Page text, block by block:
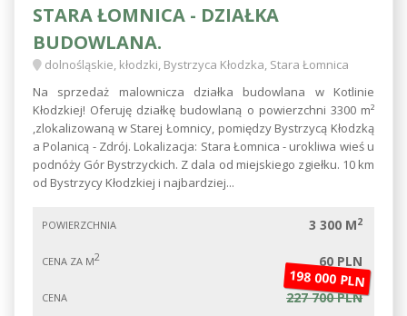
STARA ŁOMNICA - DZIAŁKA
BUDOWLANA.
dolnośląskie, kłodzki, Bystrzyca Kłodzka, Stara Łomnica
Na sprzedaż malownicza działka budowlana w Kotlinie
Kłodzkiej! Oferuję działkę budowlaną o powierzchni 3300 m²
,zlokalizowaną w Starej Łomnicy, pomiędzy Bystrzycą Kłodzką
a Polanicą - Zdrój. Lokalizacja: Stara Łomnica - urokliwa wieś u
podnóży Gór Bystrzyckich. Z dala od miejskiego zgiełku. 10 km
od Bystrzycy Kłodzkiej i najbardziej...
POWIERZCHNIA 3 300 M2
CENA ZA M2 60 PLN
CENA 227 700 PLN
198 000 PLN